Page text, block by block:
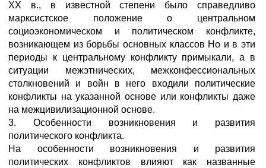
XX в., в известной степени было справедливо
марксистское положение о центральном
социоэкономическом и политическом конфликте,
возникающем из борьбы основных классов Но и в эти
периоды к центральному конфликту примыкали, а в
ситуации межэтнических, межконфессиональных
столкновений и войн в него входили политические
конфликты на указанной основе или конфликты даже
на межцивилизационной основе.
3. Особенности возникновения и развития
политического конфликта.
На особенности возникновения и развития
политических конфликтов влияют как названные